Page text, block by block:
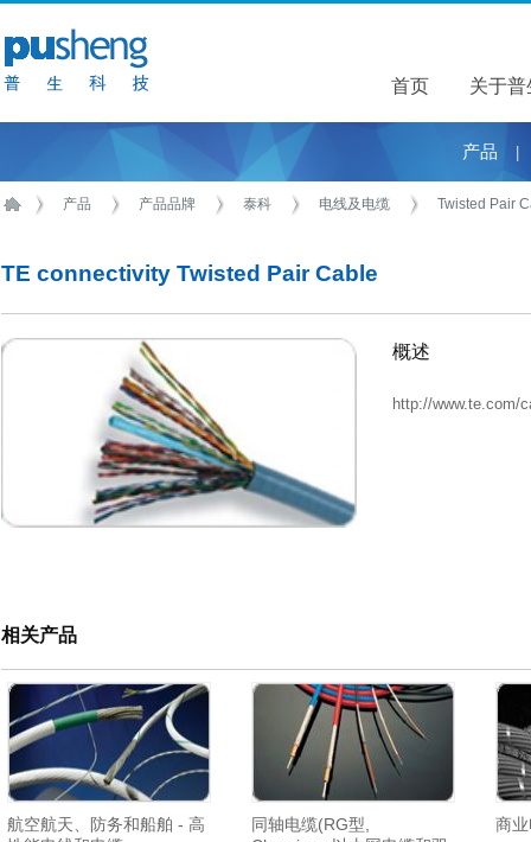
首页 关于普
关于普
产品
产品 产品品牌 泰科 电线及电缆 Twisted Pair
TE connectivity Twisted Pair Cable
概述
http://www.te.com/
相关产品
航空航天、防务和船舶 - 高
同轴电缆(RG型,
商